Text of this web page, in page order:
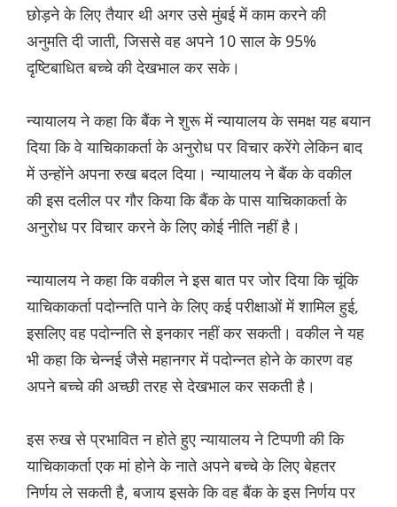
छोड़ने के लिए तैयार थी अगर उसे मुंबई में काम करने की
अनुमति दी जाती, जिससे वह अपने 10 साल के 95%
दृष्टिबाधित बच्चे की देखभाल कर सके।
न्यायालय ने कहा कि बैंक ने शुरू में न्यायालय के समक्ष यह बयान
दिया कि वे याचिकाकर्ता के अनुरोध पर विचार करेंगे लेकिन बाद
में उन्होंने अपना रुख बदल दिया। न्यायालय ने बैंक के वकील
की इस दलील पर गौर किया कि बैंक के पास याचिकाकर्ता के
अनुरोध पर विचार करने के लिए कोई नीति नहीं है।
न्यायालय ने कहा कि वकील ने इस बात पर जोर दिया कि चूंकि
याचिकाकर्ता पदोन्नति पाने के लिए कई परीक्षाओं में शामिल हुई,
इसलिए वह पदोन्नति से इनकार नहीं कर सकती। वकील ने यह
भी कहा कि चेन्नई जैसे महानगर में पदोन्नत होने के कारण वह
अपने बच्चे की अच्छी तरह से देखभाल कर सकती है।
इस रुख से प्रभावित न होते हुए न्यायालय ने टिप्पणी की कि
याचिकाकर्ता एक मां होने के नाते अपने बच्चे के लिए बेहतर
निर्णय ले सकती है, बजाय इसके कि वह बैंक के इस निर्णय पर